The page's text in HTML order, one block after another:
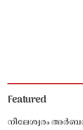
Featured
നീലേശ്വരം